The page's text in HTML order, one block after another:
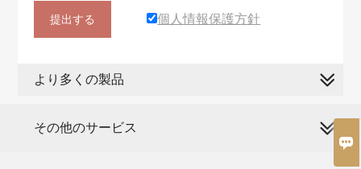

提出する 個人情報保護方針
より多くの製品
その他のサービス